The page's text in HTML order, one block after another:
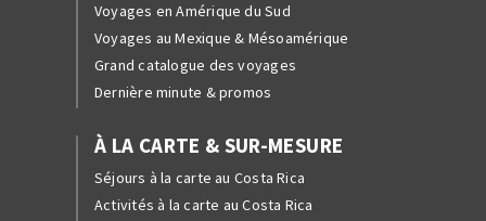
Voyages en Amérique du Sud
Voyages au Mexique & Mésoamérique
Grand catalogue des voyages
Dernière minute & promos
À LA CARTE & SUR-MESURE
Séjours à la carte au Costa Rica
Activités à la carte au Costa Rica